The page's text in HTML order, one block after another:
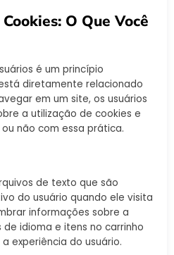
O Que Você
é um princípio
diretamente relacionado
em um site, os usuários
a utilização de cookies e
não com essa prática.
de texto que são
do usuário quando ele visita
informações sobre a
idioma e itens no carrinho
experiência do usuário.